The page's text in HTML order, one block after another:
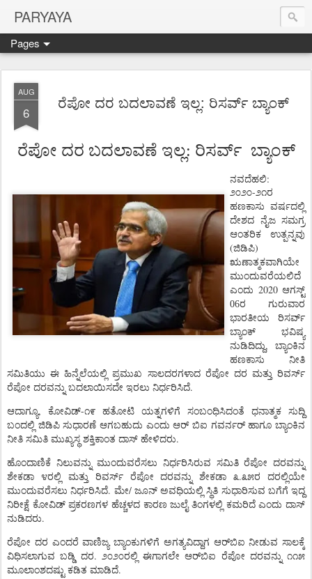
PARYAYA
Pages
AUG
6
ರೆಪೋ ದರ ಬದಲಾವಣೆ ಇಲ್ಲ: ರಿಸರ್ವ್ ಬ್ಯಾಂಕ್
ರೆಪೋ ದರ ಬದಲಾವಣೆ ಇಲ್ಲ: ರಿಸರ್ವ್ ಬ್ಯಾಂಕ್
ನವದೆಹಲಿ:
೨೦೨೦-೨೧ರ
ಹಣಕಾಸು ವರ್ಷದಲ್ಲಿ
ದೇಶದ ನೈಜ ಸಮಗ್ರ
ಆಂತರಿಕ
ಉತ್ಪನ್ನವು
(ಜಿಡಿಪಿ)
ಋಣಾತ್ಮಕವಾಗಿಯೇ
ಮುಂದುವರೆಯಲಿದೆ
ಎಂದು 2020 ಆಗಸ್ಟ್
06ರ ಗುರುವಾರ
ಭಾರತೀಯ
ರಿಸರ್ವ್
ಬ್ಯಾಂಕ್
ಭವಿಷ್ಯ
ನುಡಿದಿದ್ದು,
ಬ್ಯಾಂಕಿನ
ಹಣಕಾಸು
ನೀತಿ
ಸಮಿತಿಯು ಈ ಹಿನ್ನೆಲೆಯಲ್ಲಿ ಪ್ರಮುಖ ಸಾಲದರಗಳಾದ ರೆಪೋ ದರ ಮತ್ತು ರಿವರ್ಸ್
ರೆಪೋ ದರವನ್ನು ಬದಲಾಯಿಸದೇ ಇರಲು ನಿರ್ಧರಿಸಿದೆ.
ಆದಾಗ್ಯೂ, ಕೋವಿಡ್-೧೯ ಹತೋಟಿ ಯತ್ನಗಳಿಗೆ ಸಂಬಂಧಿಸಿದಂತೆ ಧನಾತ್ಮಕ
ಸುದ್ದಿ
ಬಂದಲ್ಲಿ ಜಿಡಿಪಿ ಸುಧಾರಣೆ ಆಗಬಹುದು ಎಂದು ಆರ್ ಬಿಐ ಗವರ್ನರ್ ಹಾಗೂ ಬ್ಯಾಂಕಿನ
ನೀತಿ ಸಮಿತಿ ಮುಖ್ಯಸ್ಥ ಶಕ್ತಿಕಾಂತ ದಾಸ್ ಹೇಳಿದರು.
ಹೊಂದಾಣಿಕೆ ನಿಲುವನ್ನು ಮುಂದುವರೆಸಲು ನಿರ್ಧರಿಸಿರುವ ಸಮಿತಿ ರೆಪೋ
ದರವನ್ನು
ಶೇಕಡಾ
೪ರಲ್ಲಿ ಮತ್ತು ರಿವರ್ಸ್ ರೆಪೋ ದರವನ್ನು ಶೇಕಡಾ ೩.೩೫ರ
ದರಲ್ಲಿಯೇ
ಮುಂದುವರೆಸಲು ನಿರ್ಧರಿಸಿದೆ. ಮೇ/ ಜೂನ್ ಅವಧಿಯಲ್ಲಿ ಸ್ಥಿತಿ ಸುಧಾರಿಸುವ ಬಗೆಗೆ ಇದ್ದ
ನಿರೀಕ್ಷೆ ಕೋವಿಡ್ ಪ್ರಕರಣಗಳ ಹೆಚ್ಚಳದ ಕಾರಣ ಜುಲೈ ತಿಂಗಳಲ್ಲಿ ಕಮರಿದೆ ಎಂದು ದಾಸ್
ನುಡಿದರು.
ರೆಪೋ ದರ ಎಂದರೆ ವಾಣಿಜ್ಯ ಬ್ಯಾಂಕುಗಳಿಗೆ ಅಗತ್ಯವಿದ್ದಾಗ ಆರ್‌ಬಿಐ ನೀಡುವ ಸಾಲಕ್ಕೆ
ವಿಧಿಸಲಾಗುವ ಬಡ್ಡಿ ದರ. ೨೦೨೦ರಲ್ಲಿ ಈಗಾಗಲೇ ಆರ್‌ಬಿಐ ರೆಪೋ ದರವನ್ನು ೧೧೫
ಮೂಲಾಂಶದಷ್ಟು ಕಡಿತ ಮಾಡಿದೆ.